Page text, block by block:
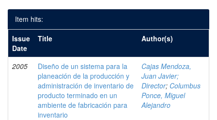
Item hits:
Issue
Date
Title Author(s)
2005
Diseño de un sistema para la
planeación de la producción y
administración de inventario de
producto terminado en un
ambiente de fabricación para
inventario
Cajas Mendoza,
Juan Javier;
Director; Columbus
Ponce, Miguel
Alejandro